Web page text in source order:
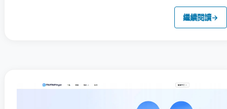
繼續閱讀→